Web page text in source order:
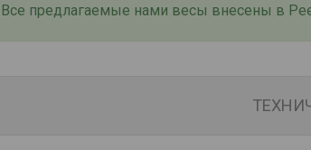
Все предлагаемые нами весы внесены в